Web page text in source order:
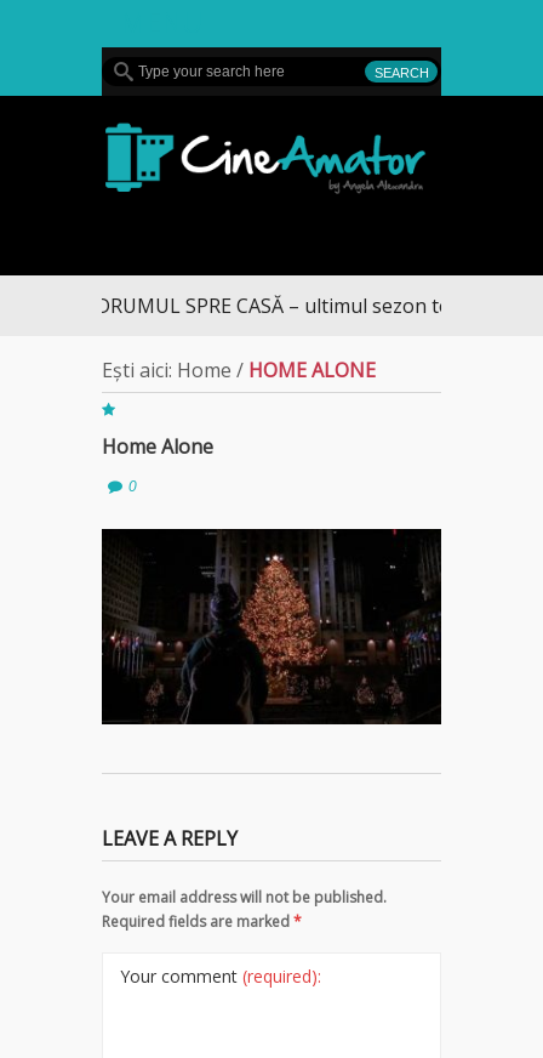
DRUMUL SPRE CASĂ – ultimul sezon te aduce la
Ești aici: Home / HOME ALONE
Home Alone
0
LEAVE A REPLY
Your email address will not be published.
Required fields are marked*
Your comment (required):